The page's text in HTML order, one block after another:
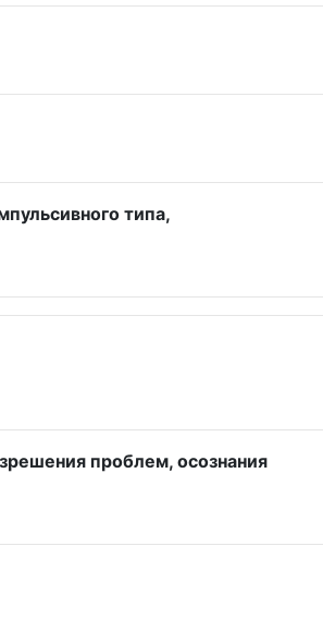
типа,
проблем, осознания